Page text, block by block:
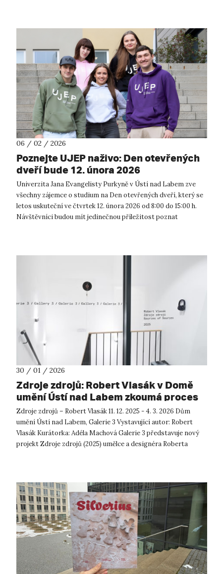
06 / 02 / 2026
Poznejte UJEP naživo: Den otevřených
dveří bude 12. února 2026
Univerzita Jana Evangelisty Purkyně v Ústí nad Labem zve
všechny zájemce o studium na Den otevřených dveří, který se
letos uskuteční ve čtvrtek 12. února 2026 od 8:00 do 15:00 h.
Návštěvníci budou mít jedinečnou příležitost poznat
30 / 01 / 2026
Zdroje zdrojů: Robert Vlasák v Domě
umění Ústí nad Labem zkoumá proces
vzniku a proměny zvuku
Zdroje zdrojů – Robert Vlasák 11. 12. 2025 - 4. 3. 2026 Dům
umění Ústí nad Labem, Galerie 3 Vystavující autor: Robert
Vlasák Kurátorka: Adéla Machová Galerie 3 představuje nový
projekt Zdroje zdrojů (2025) umělce a designéra Roberta